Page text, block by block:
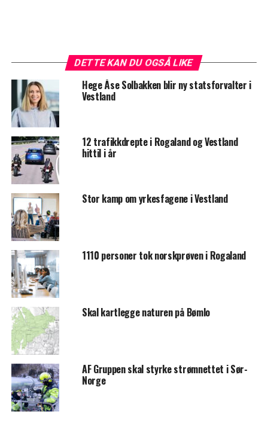
DETTE KAN DU OGSÅ LIKE
Hege Åse Solbakken blir ny statsforvalter i
Vestland
12 trafikkdrepte i Rogaland og Vestland
hittil i år
Stor kamp om yrkesfagene i Vestland
1110 personer tok norskprøven i Rogaland
Skal kartlegge naturen på Bømlo
AF Gruppen skal styrke strømnettet i Sør-
Norge